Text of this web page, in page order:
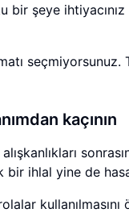
şeye ihtiyacınız
kaçının
ihlal yine de